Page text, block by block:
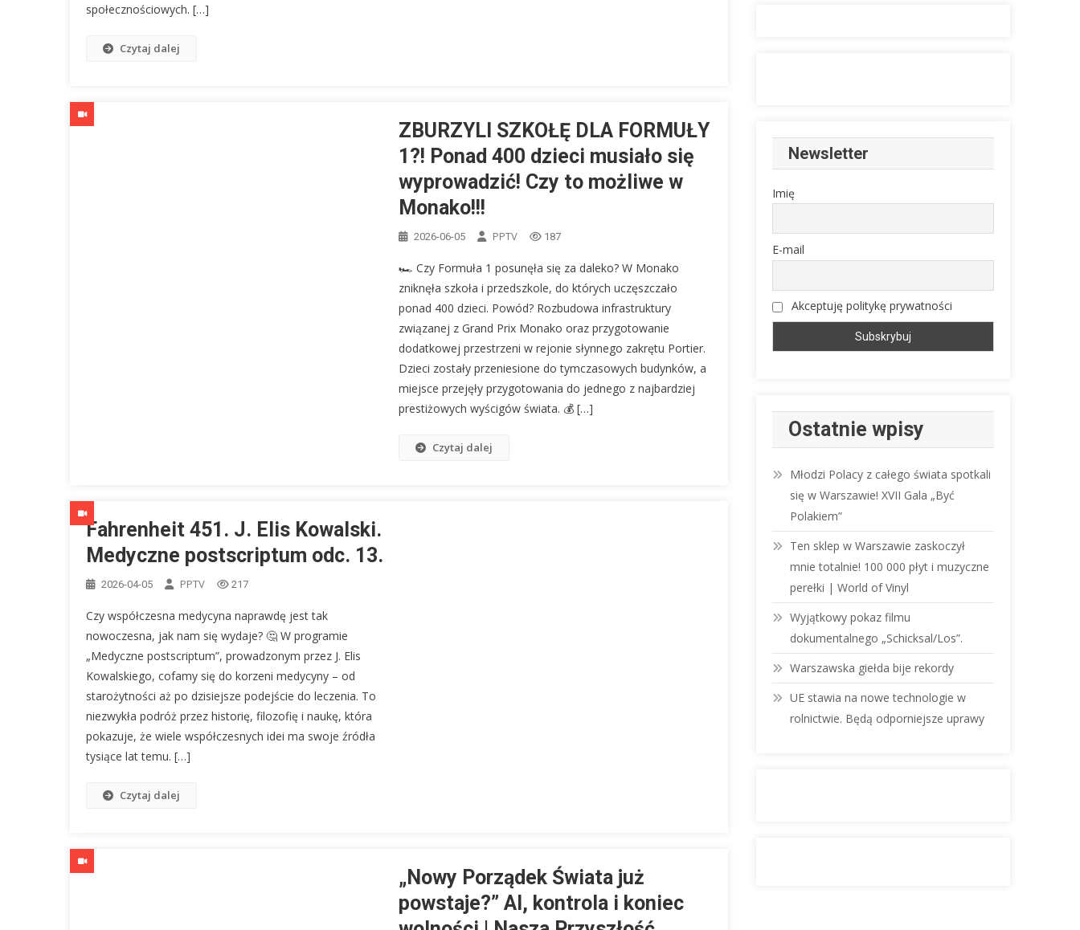
społecznościowych. […]
Czytaj dalej
ZBURZYLI SZKOŁĘ DLA FORMUŁY
1?! Ponad 400 dzieci musiało się
wyprowadzić! Czy to możliwe w
Monako!!!
2026-06-05 PPTV 187
🏎️ Czy Formuła 1 posunęła się za daleko? W Monako
zniknęła szkoła i przedszkole, do których uczęszczało
ponad 400 dzieci. Powód? Rozbudowa infrastruktury
związanej z Grand Prix Monako oraz przygotowanie
dodatkowej przestrzeni w rejonie słynnego zakrętu Portier.
Dzieci zostały przeniesione do tymczasowych budynków, a
miejsce przejęły przygotowania do jednego z najbardziej
prestiżowych wyścigów świata. 💰 […]
Czytaj dalej
Fahrenheit 451. J. Elis Kowalski.
Medyczne postscriptum odc. 13.
2026-04-05 PPTV 217
Czy współczesna medycyna naprawdę jest tak
nowoczesna, jak nam się wydaje? 🤔 W programie
„Medyczne postscriptum”, prowadzonym przez J. Elis
Kowalskiego, cofamy się do korzeni medycyny – od
starożytności aż po dzisiejsze podejście do leczenia. To
niezwykła podróż przez historię, filozofię i naukę, która
pokazuje, że wiele współczesnych idei ma swoje źródła
tysiące lat temu. […]
Czytaj dalej
„Nowy Porządek Świata już
powstaje?” AI, kontrola i koniec
Newsletter
Imię
E-mail
Akceptuję politykę prywatności
Ostatnie wpisy
Młodzi Polacy z całego świata spotkali
się w Warszawie! XVII Gala „Być
Polakiem”
Ten sklep w Warszawie zaskoczył
mnie totalnie! 100 000 płyt i muzyczne
perełki | World of Vinyl
Wyjątkowy pokaz filmu
dokumentalnego „Schicksal/Los”.
Warszawska giełda bije rekordy
UE stawia na nowe technologie w
rolnictwie. Będą odporniejsze uprawy